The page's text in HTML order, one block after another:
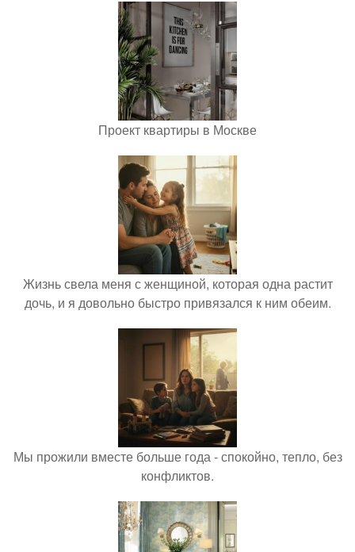
Проект квартиры в Москве
Жизнь свела меня с женщиной, которая одна растит
дочь, и я довольно быстро привязался к ним обеим.
Мы прожили вместе больше года - спокойно, тепло, без
конфликтов.